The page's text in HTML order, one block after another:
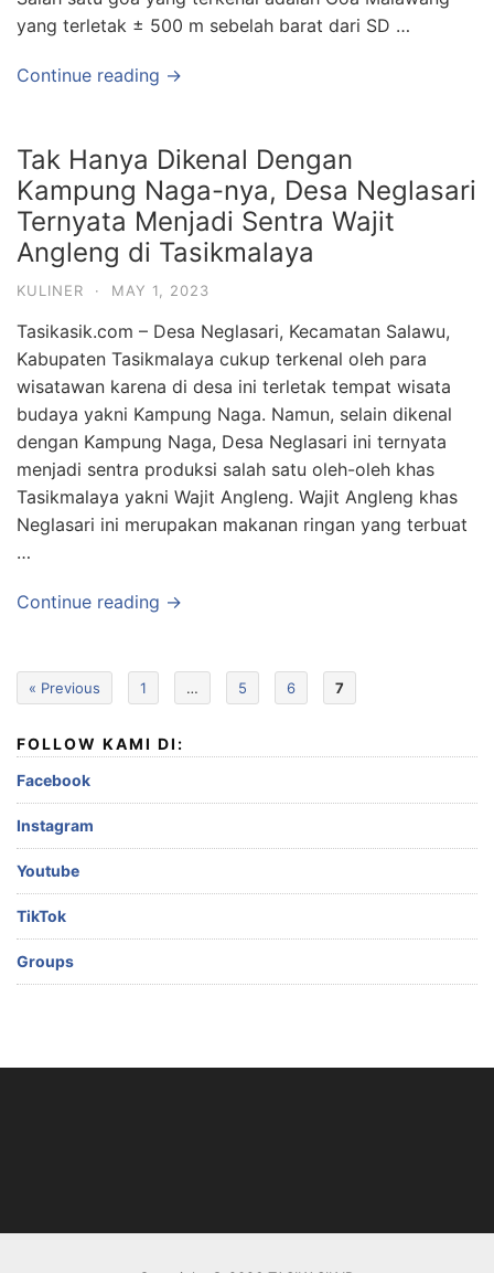
yang terletak ± 500 m sebelah barat dari SD …
Continue reading →
Tak Hanya Dikenal Dengan
Kampung Naga-nya, Desa Neglasari
Ternyata Menjadi Sentra Wajit
Angleng di Tasikmalaya
KULINER · MAY 1, 2023
Tasikasik.com – Desa Neglasari, Kecamatan Salawu,
Kabupaten Tasikmalaya cukup terkenal oleh para
wisatawan karena di desa ini terletak tempat wisata
budaya yakni Kampung Naga. Namun, selain dikenal
dengan Kampung Naga, Desa Neglasari ini ternyata
menjadi sentra produksi salah satu oleh-oleh khas
Tasikmalaya yakni Wajit Angleng. Wajit Angleng khas
Neglasari ini merupakan makanan ringan yang terbuat
…
Continue reading →
« Previous 1 … 5 6 7
FOLLOW KAMI DI:
Facebook
Instagram
Youtube
TikTok
Groups